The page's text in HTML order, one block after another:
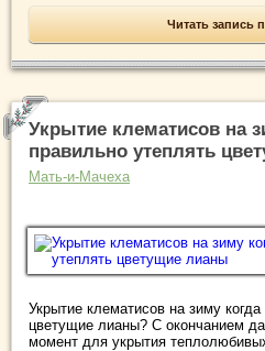
Читать запись
Укрытие клематисов на
правильно утеплять
Мать-и-Мачеха
Укрытие клематисов на зиму
цветущие лианы? С окончанием
момент для укрытия